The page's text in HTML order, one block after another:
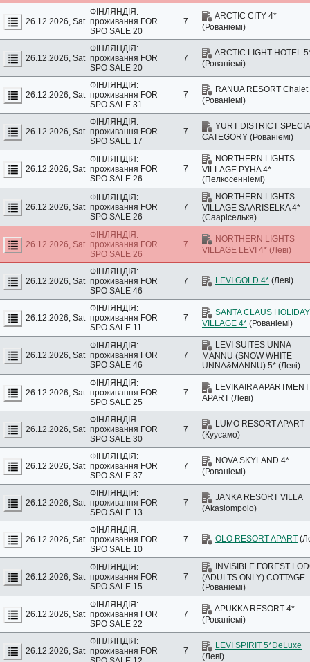
26.12.2026, Sat
ФІНЛЯНДІЯ:
проживання FOR
SPO SALE 20
7
ARCTIC CITY 4*
(Рованіемі)
26.12.2026, Sat
ФІНЛЯНДІЯ:
проживання FOR
SPO SALE 20
7
ARCTIC LIGHT HOTEL
(Рованіемі)
26.12.2026, Sat
ФІНЛЯНДІЯ:
проживання FOR
SPO SALE 31
7
RANUA RESORT Chalet
(Рованіемі)
26.12.2026, Sat
ФІНЛЯНДІЯ:
проживання FOR
SPO SALE 17
7
YURT DISTRICT
CATEGORY (Рованіемі)
26.12.2026, Sat
ФІНЛЯНДІЯ:
проживання FOR
SPO SALE 26
7
NORTHERN LIGHTS
VILLAGE PYHA 4*
(Пелкосенніемі)
26.12.2026, Sat
ФІНЛЯНДІЯ:
проживання FOR
SPO SALE 26
7
NORTHERN LIGHTS
VILLAGE SAARISELKA 4*
(Сааріселькя)
26.12.2026, Sat
ФІНЛЯНДІЯ:
проживання FOR
SPO SALE 26
7
NORTHERN LIGHTS
VILLAGE LEVI 4* (Леві)
26.12.2026, Sat
ФІНЛЯНДІЯ:
проживання FOR
SPO SALE 46
7 LEVI GOLD 4* (Леві)
26.12.2026, Sat
ФІНЛЯНДІЯ:
проживання FOR
SPO SALE 11
7
SANTA CLAUS HOLIDAY
VILLAGE 4* (Рованіемі)
26.12.2026, Sat
ФІНЛЯНДІЯ:
проживання FOR
SPO SALE 46
7
LEVI SUITES UNNA
MANNU (SNOW WHITE
UNNA&MANNU) 5* (Леві)
26.12.2026, Sat
ФІНЛЯНДІЯ:
проживання FOR
SPO SALE 25
7
LEVIKAIRA APARTMENT
APART (Леві)
26.12.2026, Sat
ФІНЛЯНДІЯ:
проживання FOR
SPO SALE 30
7
LUMO RESORT APART
(Куусамо)
26.12.2026, Sat
ФІНЛЯНДІЯ:
проживання FOR
SPO SALE 37
7
NOVA SKYLAND 4*
(Рованіемі)
26.12.2026, Sat
ФІНЛЯНДІЯ:
проживання FOR
SPO SALE 13
7
JANKA RESORT VILLA
(Akaslompolo)
26.12.2026, Sat
ФІНЛЯНДІЯ:
проживання FOR
SPO SALE 10
7 OLO RESORT APART
26.12.2026, Sat
ФІНЛЯНДІЯ:
проживання FOR
SPO SALE 15
7
INVISIBLE FOREST
(ADULTS ONLY) COTTAGE
(Рованіемі)
26.12.2026, Sat
ФІНЛЯНДІЯ:
проживання FOR
SPO SALE 22
7
APUKKA RESORT 4*
(Рованіемі)
26.12.2026, Sat
ФІНЛЯНДІЯ:
проживання FOR
7
LEVI SPIRIT 5*DeLuxe
(Леві)